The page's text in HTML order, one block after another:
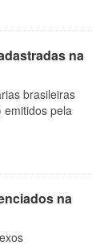
na
brasileiras
emitidos pela
na